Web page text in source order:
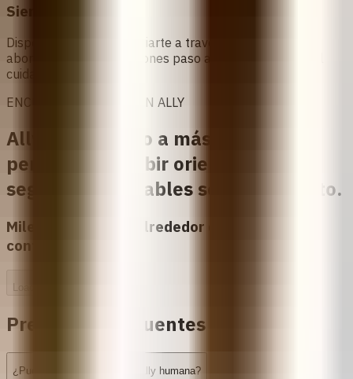
Siempre disponible
Disponible 24/7 para guiarte a través del proceso de
aborto médico, instrucciones paso a paso y guía para el
cuidado posterior.
ENCUENTRA APOYO CON ALLY
Ally ha ayudado a más de 10,000
personas a recibir orientaciones
seguras y confiables sobre el aborto.
Miles de personas alrededor del mundo ya
confían en Ally.
Preguntas frecuentes
¿Puedo llamar a Ally? ¿Es Ally humana?